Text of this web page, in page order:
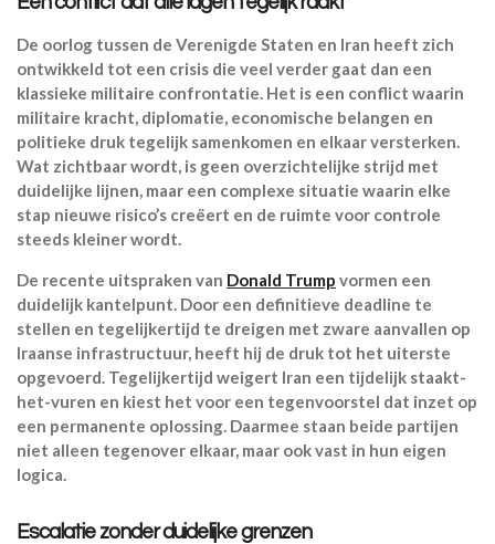
De oorlog tussen de Verenigde Staten en Iran heeft zich
ontwikkeld tot een crisis die veel verder gaat dan een
klassieke militaire confrontatie. Het is een conflict waarin
militaire kracht, diplomatie, economische belangen en
politieke druk tegelijk samenkomen en elkaar versterken.
Wat zichtbaar wordt, is geen overzichtelijke strijd met
duidelijke lijnen, maar een complexe situatie waarin elke
stap nieuwe risico’s creëert en de ruimte voor controle
steeds kleiner wordt.
De recente uitspraken van Donald Trump vormen een
duidelijk kantelpunt. Door een definitieve deadline te
stellen en tegelijkertijd te dreigen met zware aanvallen op
Iraanse infrastructuur, heeft hij de druk tot het uiterste
opgevoerd. Tegelijkertijd weigert Iran een tijdelijk staakt-
het-vuren en kiest het voor een tegenvoorstel dat inzet op
een permanente oplossing. Daarmee staan beide partijen
niet alleen tegenover elkaar, maar ook vast in hun eigen
logica.
Escalatie zonder duidelijke grenzen